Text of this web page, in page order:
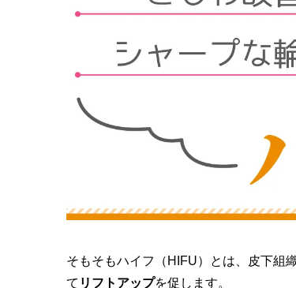
そもそもハイフ（HIFU）とは、皮下組
て リフトアップを促します。